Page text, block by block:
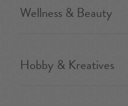
Wellness & Beauty
Hobby & Kreatives